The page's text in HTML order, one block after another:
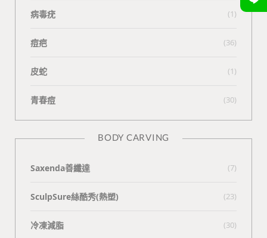
病毒疣 (1)
痘疤 (36)
皮蛇 (1)
青春痘 (30)
BODY CARVING
Saxenda善纖達 (7)
SculpSure絲酷秀(熱塑) (23)
冷凍減脂 (30)